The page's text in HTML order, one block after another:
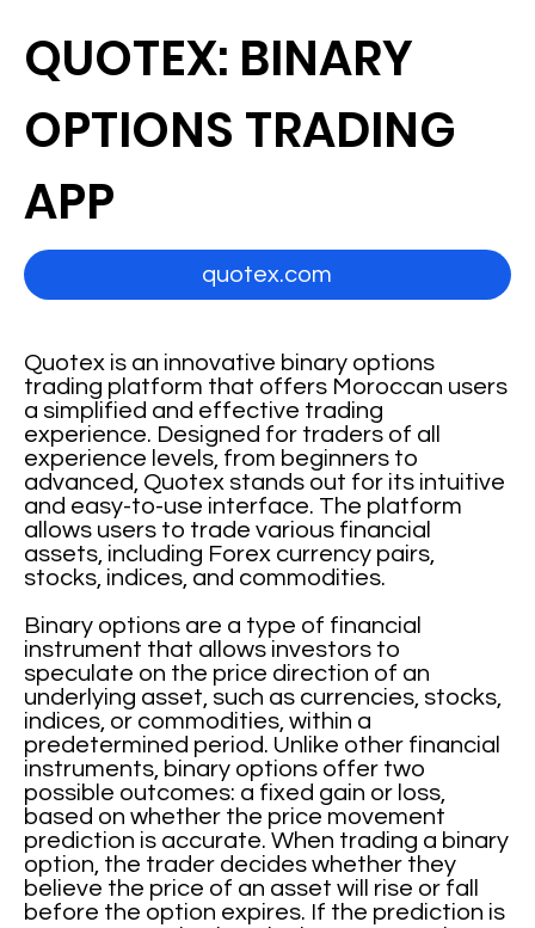
Quotex is an innovative binary options
trading platform that offers Moroccan users
a simplified and effective trading
experience. Designed for traders of all
experience levels, from beginners to
advanced, Quotex stands out for its intuitive
and easy-to-use interface. The platform
allows users to trade various financial
assets, including Forex currency pairs,
stocks, indices, and commodities.
Binary options are a type of financial
instrument that allows investors to
speculate on the price direction of an
underlying asset, such as currencies, stocks,
indices, or commodities, within a
predetermined period. Unlike other financial
instruments, binary options offer two
possible outcomes: a fixed gain or loss,
based on whether the price movement
prediction is accurate. When trading a binary
option, the trader decides whether they
believe the price of an asset will rise or fall
before the option expires. If the prediction is
QUOTEX: BINARY
OPTIONS TRADING
APP
quotex.com